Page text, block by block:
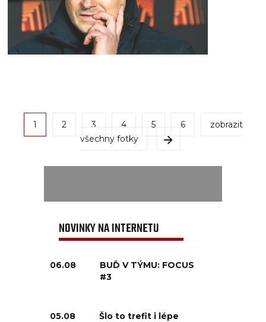
1 2 3 4 5 6
zobrazit
všechny fotky
NOVINKY NA INTERNETU
06.08
BUĎ V TÝMU: FOCUS
#3
05.08 Šlo to trefit i lépe